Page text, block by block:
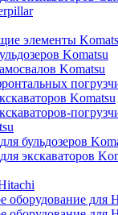
элементы
Komatsu
Komatsu
Komatsu
бульдозеров
экскаваторов
оборудование